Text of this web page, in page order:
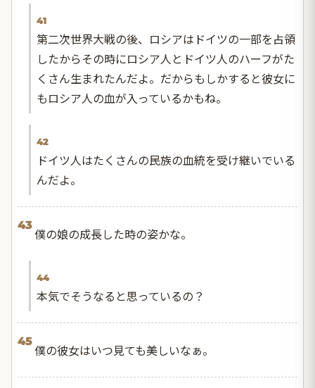
41
第二次世界大戦の後、ロシアはドイツの一部を占領
したからその時にロシア人とドイツ人のハーフがた
くさん生まれたんだよ。だからもしかすると彼女に
もロシア人の血が入っているかもね。
42
ドイツ人はたくさんの民族の血統を受け継いでいる
んだよ。
43
僕の娘の成長した時の姿かな。
44
本気でそうなると思っているの？
45
僕の彼女はいつ見ても美しいなぁ。